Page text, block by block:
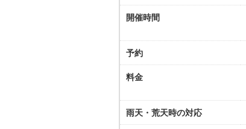
開催時間
予約
料金
雨天・荒天時の対応